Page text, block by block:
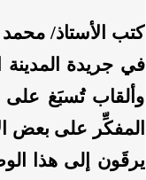
كتب الأستاذ/ محمد
وألقاب تُسبَغ على
المفكِّر على بعض
يرقَون إلى هذا